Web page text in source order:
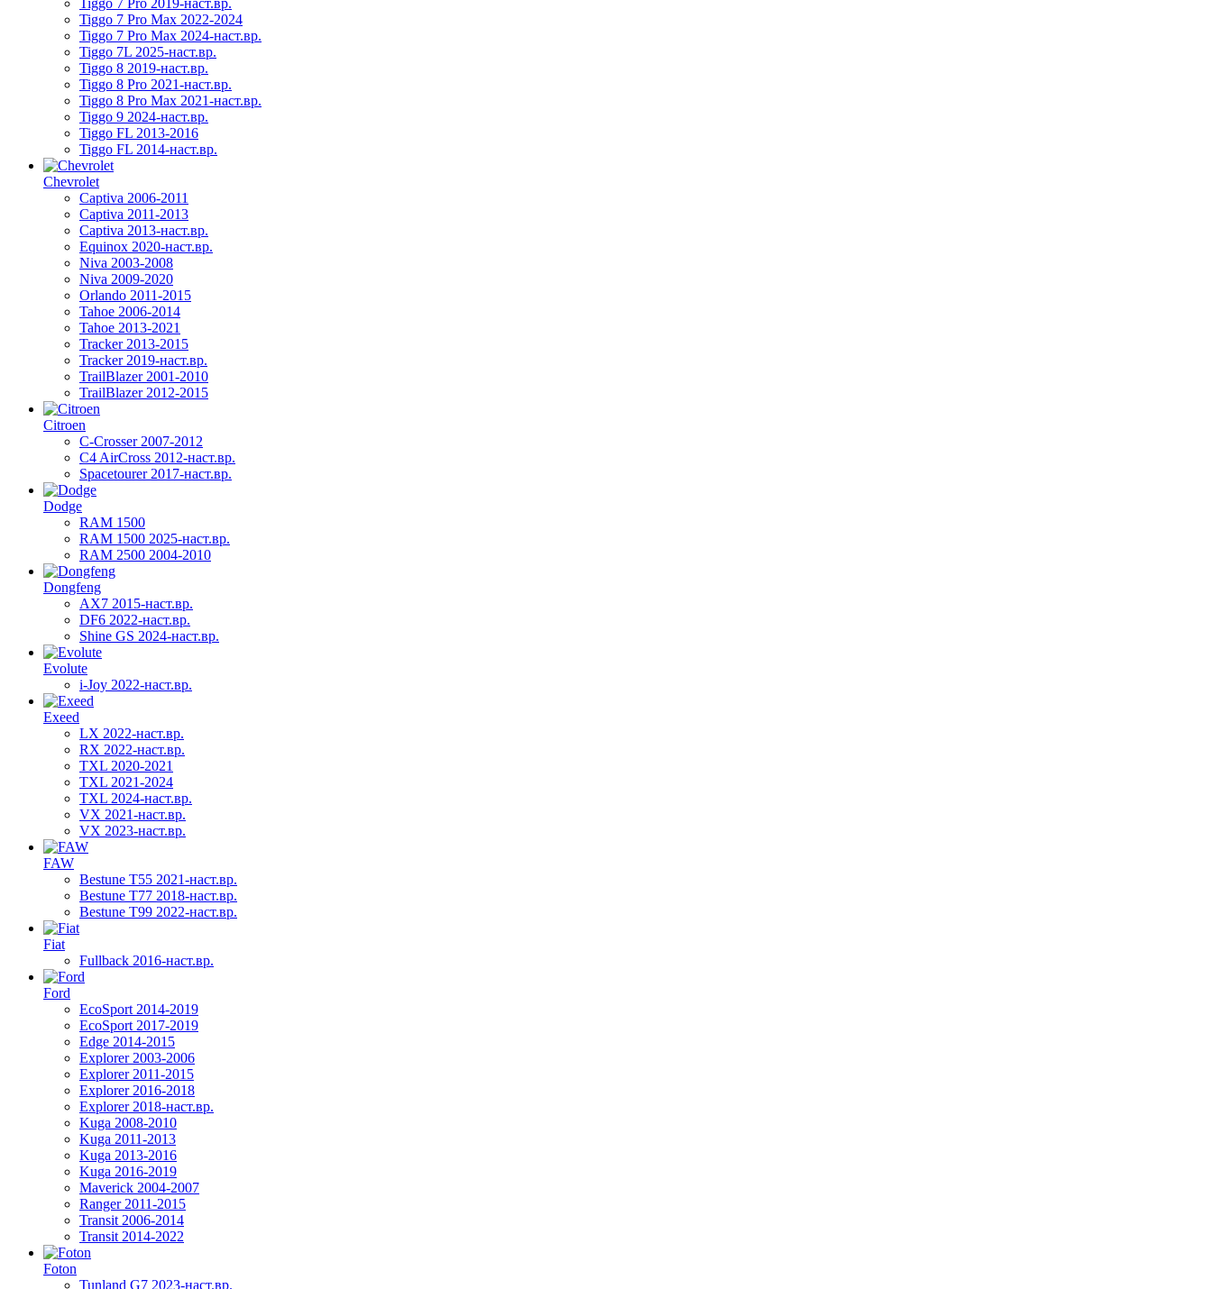
Tiggo 7 Pro Max 2022-2024
Tiggo 7 Pro Max 2024-наст.вр.
Tiggo 7L 2025-наст.вр.
Tiggo 8 2019-наст.вр.
Tiggo 8 Pro 2021-наст.вр.
Tiggo 8 Pro Max 2021-наст.вр.
Tiggo 9 2024-наст.вр.
Tiggo FL 2013-2016
Tiggo FL 2014-наст.вр.
Chevrolet
Captiva 2006-2011
Captiva 2011-2013
Captiva 2013-наст.вр.
Equinox 2020-наст.вр.
Niva 2003-2008
Niva 2009-2020
Orlando 2011-2015
Tahoe 2006-2014
Tahoe 2013-2021
Tracker 2013-2015
Tracker 2019-наст.вр.
TrailBlazer 2001-2010
TrailBlazer 2012-2015
Citroen
C-Crosser 2007-2012
C4 AirCross 2012-наст.вр.
Spacetourer 2017-наст.вр.
Dodge
RAM 1500
RAM 1500 2025-наст.вр.
RAM 2500 2004-2010
Dongfeng
AX7 2015-наст.вр.
DF6 2022-наст.вр.
Shine GS 2024-наст.вр.
Evolute
i-Joy 2022-наст.вр.
Exeed
LX 2022-наст.вр.
RX 2022-наст.вр.
TXL 2020-2021
TXL 2021-2024
TXL 2024-наст.вр.
VX 2021-наст.вр.
VX 2023-наст.вр.
FAW
Bestune T55 2021-наст.вр.
Bestune T77 2018-наст.вр.
Bestune T99 2022-наст.вр.
Fiat
Fullback 2016-наст.вр.
Ford
EcoSport 2014-2019
EcoSport 2017-2019
Edge 2014-2015
Explorer 2003-2006
Explorer 2011-2015
Explorer 2016-2018
Explorer 2018-наст.вр.
Kuga 2008-2010
Kuga 2011-2013
Kuga 2013-2016
Kuga 2016-2019
Maverick 2004-2007
Ranger 2011-2015
Transit 2006-2014
Transit 2014-2022
Foton
Tunland G7 2023-наст.вр.